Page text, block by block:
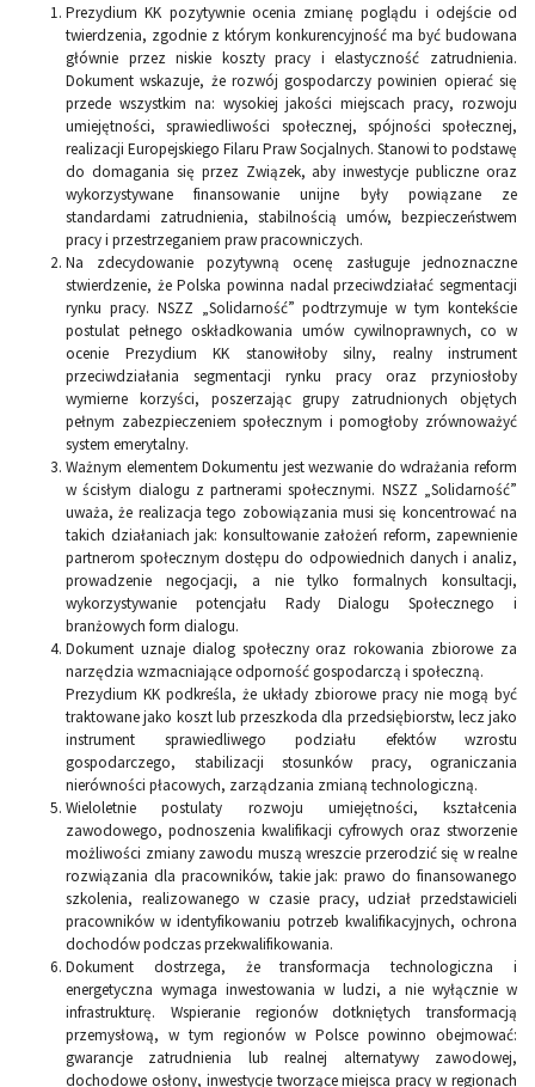
Prezydium KK pozytywnie ocenia zmianę poglądu i odejście od
twierdzenia, zgodnie z którym konkurencyjność ma być budowana
głównie przez niskie koszty pracy i elastyczność zatrudnienia.
Dokument wskazuje, że rozwój gospodarczy powinien opierać się
przede wszystkim na: wysokiej jakości miejscach pracy, rozwoju
umiejętności, sprawiedliwości społecznej, spójności społecznej,
realizacji Europejskiego Filaru Praw Socjalnych. Stanowi to podstawę
do domagania się przez Związek, aby inwestycje publiczne oraz
wykorzystywane finansowanie unijne były powiązane ze
standardami zatrudnienia, stabilnością umów, bezpieczeństwem
pracy i przestrzeganiem praw pracowniczych.
Na zdecydowanie pozytywną ocenę zasługuje jednoznaczne
stwierdzenie, że Polska powinna nadal przeciwdziałać segmentacji
rynku pracy. NSZZ „Solidarność” podtrzymuje w tym kontekście
postulat pełnego oskładkowania umów cywilnoprawnych, co w
ocenie Prezydium KK stanowiłoby silny, realny instrument
przeciwdziałania segmentacji rynku pracy oraz przyniosłoby
wymierne korzyści, poszerzając grupy zatrudnionych objętych
pełnym zabezpieczeniem społecznym i pomogłoby zrównoważyć
system emerytalny.
Ważnym elementem Dokumentu jest wezwanie do wdrażania reform
w ścisłym dialogu z partnerami społecznymi. NSZZ „Solidarność”
uważa, że realizacja tego zobowiązania musi się koncentrować na
takich działaniach jak: konsultowanie założeń reform, zapewnienie
partnerom społecznym dostępu do odpowiednich danych i analiz,
prowadzenie negocjacji, a nie tylko formalnych konsultacji,
wykorzystywanie potencjału Rady Dialogu Społecznego i
branżowych form dialogu.
Dokument uznaje dialog społeczny oraz rokowania zbiorowe za
narzędzia wzmacniające odporność gospodarczą i społeczną.
Prezydium KK podkreśla, że układy zbiorowe pracy nie mogą być
traktowane jako koszt lub przeszkoda dla przedsiębiorstw, lecz jako
instrument sprawiedliwego podziału efektów wzrostu
gospodarczego, stabilizacji stosunków pracy, ograniczania
nierówności płacowych, zarządzania zmianą technologiczną.
Wieloletnie postulaty rozwoju umiejętności, kształcenia
zawodowego, podnoszenia kwalifikacji cyfrowych oraz stworzenie
możliwości zmiany zawodu muszą wreszcie przerodzić się w realne
rozwiązania dla pracowników, takie jak: prawo do finansowanego
szkolenia, realizowanego w czasie pracy, udział przedstawicieli
pracowników w identyfikowaniu potrzeb kwalifikacyjnych, ochrona
dochodów podczas przekwalifikowania.
Dokument dostrzega, że transformacja technologiczna i
energetyczna wymaga inwestowania w ludzi, a nie wyłącznie w
infrastrukturę. Wspieranie regionów dotkniętych transformacją
przemysłową, w tym regionów w Polsce powinno obejmować:
gwarancje zatrudnienia lub realnej alternatywy zawodowej,
dochodowe osłony, inwestycje tworzące miejsca pracy w regionach